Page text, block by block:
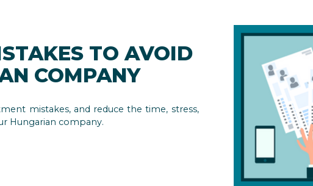
TO AVOID
COMPANY
mistakes, and reduce the time, stress,
Hungarian company.